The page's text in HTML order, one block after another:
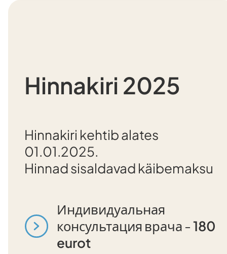
Hinnakiri 2025
Hinnakiri kehtib alates
01.01.2025.
Hinnad sisaldavad käibemaksu
Индивидуальная
консультация врача -180
eurot